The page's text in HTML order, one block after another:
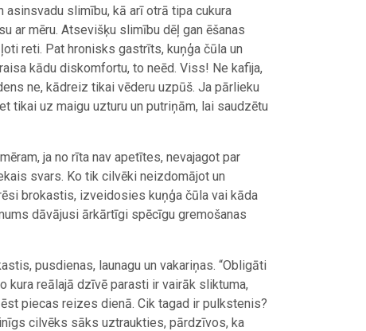
asinsvadu slimību, kā arī otrā tipa cukura
ar mēru. Atsevišķu slimību dēļ gan ēšanas
reti. Pat hronisks gastrīts, kuņģa čūla un
kādu diskomfortu, to neēd. Viss! Ne kafija,
ne, kādreiz tikai vēderu uzpūš. Ja pārlieku
tikai uz maigu uzturu un putriņām, lai saudzētu
ja no rīta nav apetītes, nevajagot par
svars. Ko tik cilvēki neizdomājot un
brokastis, izveidosies kuņģa čūla vai kāda
dāvājusi ārkārtīgi spēcīgu gremošanas
pusdienas, launagu un vakariņas. “Obligāti
kura reālajā dzīvē parasti ir vairāk sliktuma,
piecas reizes dienā. Cik tagad ir pulkstenis?
cilvēks sāks uztraukties, pārdzīvos, ka